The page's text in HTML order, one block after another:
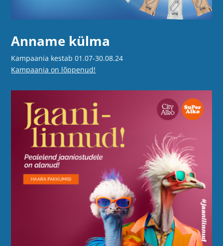
Anname külma
Kampaania kestab 01.07-30.08.24
Kampaania on lõppenud!